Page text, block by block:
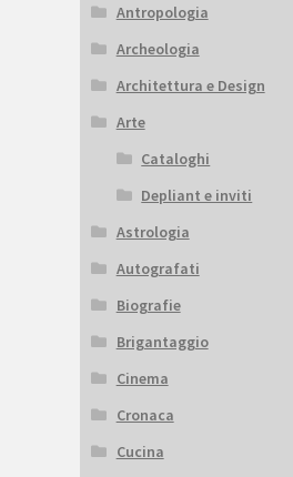
Antropologia
Archeologia
Architettura e Design
Arte
Cataloghi
Depliant e inviti
Astrologia
Autografati
Biografie
Brigantaggio
Cinema
Cronaca
Cucina